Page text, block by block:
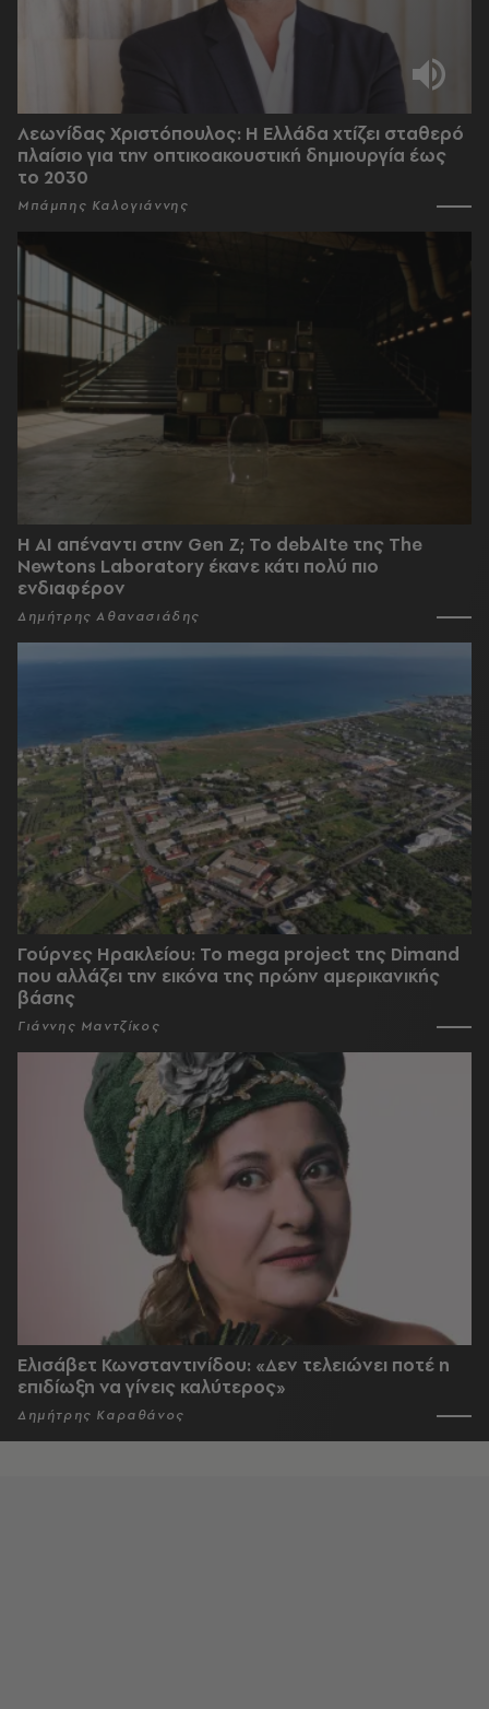
Λεωνίδας Χριστόπουλος: Η Ελλάδα χτίζει σταθερό
πλαίσιο για την οπτικοακουστική δημιουργία έως
το 2030
Μπάμπης Καλογιάννης
Η AI απέναντι στην Gen Z; Το debAIte της The
Newtons Laboratory έκανε κάτι πολύ πιο
ενδιαφέρον
Δημήτρης Αθανασιάδης
Γούρνες Ηρακλείου: To mega project της Dimand
που αλλάζει την εικόνα της πρώην αμερικανικής
βάσης
Γιάννης Μαντζίκος
Ελισάβετ Κωνσταντινίδου: «Δεν τελειώνει ποτέ η
επιδίωξη να γίνεις καλύτερος»
Δημήτρης Καραθάνος